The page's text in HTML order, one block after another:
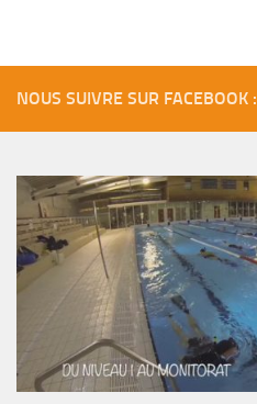
NOUS SUIVRE SUR FACEBOOK :